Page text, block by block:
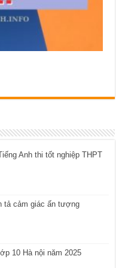
Anh thi tốt nghiệp THPT
tả cảm giác ấn tượng
10 Hà nội năm 2025